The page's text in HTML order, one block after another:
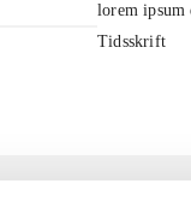
lorem ipsum
Tidsskrift